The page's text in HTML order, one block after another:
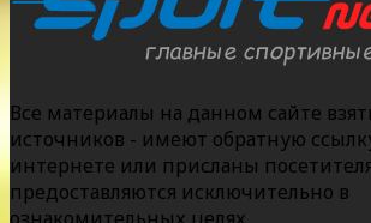
Все материалы на данном сайте
источников - имеют обратную
интернете или присланы
предоставляются исключительно в